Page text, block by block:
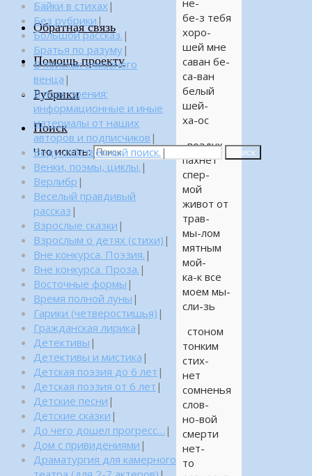
Обратная связь
Помощь проекту
Рубрики
Поиск
Что искать: Поиск
не-
бе-з тебя
хоро-
шей мне
саван бе-
са-ван
белый
шей-
ха-ос
воздух
пахнет
спер-
мой
живот от
трав-
мы-лом
мятным
мой-
ка-к все
моем мы-
сли-зь
стоном
тонким
стих-
нет
сомненья
слов-
но-вой
смерти
нет-
то
Байки в стихах |
Без рубрики |
Большой рассказ. |
Братья по разуму|
В поисках алмазного
венца |
В поле зрения:
информационные и иные
материалы от наших
авторов и подписчиков |
Веду собственный поиск. |
Венки, поэмы, циклы. |
Верлибр |
Веселый правдивый
рассказ |
Взрослые сказки |
Взрослым о детях (стихи) |
Вне конкурса. Поэзия. |
Вне конкурса. Проза. |
Восточные формы |
Время полной луны |
Гарики (четверостишья) |
Гражданская лирика |
Детективы |
Детективы и мистика |
Детская поэзия до 6 лет |
Детская поэзия от 6 лет |
Детские песни |
Детские сказки |
До чего дошел прогресс… |
Дом с привидениями |
Драматургия для камерного